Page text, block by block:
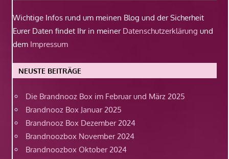
Wichtige Infos rund um meinen Blog und der Sicherheit
Eurer Daten findet Ihr in meiner Datenschutzerklärung und
dem Impressum
NEUSTE BEITRÄGE
Die Brandnooz Box im Februar und März 2025
Brandnooz Box Januar 2025
Brandnooz Box Dezember 2024
Brandnoozbox November 2024
Brandnoozbox Oktober 2024